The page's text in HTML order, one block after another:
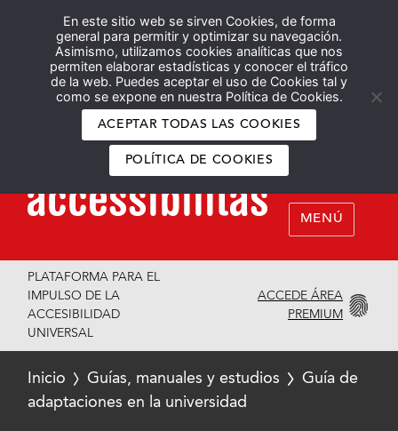
En este sitio web se sirven Cookies, de forma
general para permitir y optimizar su navegación.
Asimismo, utilizamos cookies analíticas que nos
permiten elaborar estadísticas y conocer el tráfico
de la web. Puedes aceptar el uso de Cookies tal y
como se expone en nuestra Política de Cookies.
ACEPTAR TODAS LAS COOKIES
POLÍTICA DE COOKIES
Español English
MENÚ
PLATAFORMA PARA EL
IMPULSO DE LA
ACCESIBILIDAD
UNIVERSAL
ACCEDE ÁREA
PREMIUM
Inicio Guías, manuales y estudios
Guía de
adaptaciones en la universidad